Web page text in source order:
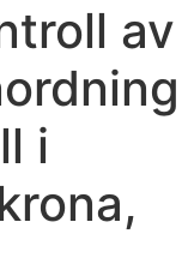
av
i